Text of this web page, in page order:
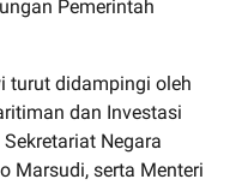
Pemerintah
turut didampingi oleh
dan Investasi
Negara
Marsudi, serta Menteri